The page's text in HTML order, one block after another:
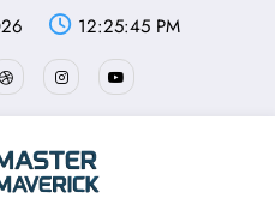
12:25:46 PM